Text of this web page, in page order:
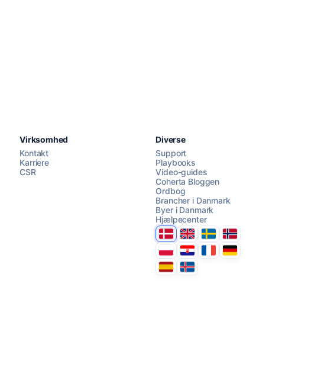
AI Campaign Assist Chat with us
Virksomhed
Kontakt
Karriere
CSR
Diverse
Support
Playbooks
Video-guides
Coherta Bloggen
Ordbog
Brancher i Danmark
Byer i Danmark
Hjælpecenter
DanmarkUnited Kingdom
SverigeNorge
PolskaHrvatskaFranceDeutschland
EspanaÍsland